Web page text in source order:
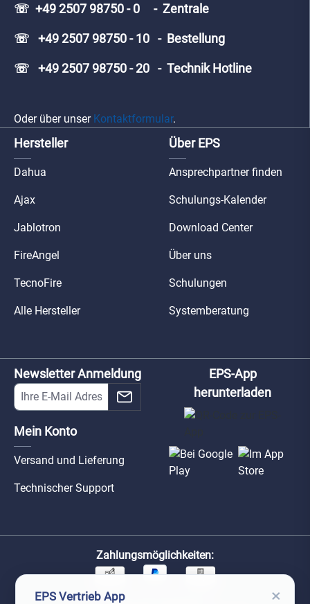
☏ +49 2507 98750 - 0 - Zentrale
☏ +49 2507 98750 - 10 - Bestellung
☏ +49 2507 98750 - 20 - Technik Hotline
Oder über unser Kontaktformular.
Hersteller
Dahua
Ajax
Jablotron
FireAngel
TecnoFire
Alle Hersteller
Über EPS
Ansprechpartner finden
Schulungs-Kalender
Download Center
Über uns
Schulungen
Systemberatung
Newsletter Anmeldung
Mein Konto
Versand und Lieferung
Technischer Support
EPS-App
herunterladen
Zahlungsmöglichkeiten:
EPS Vertrieb App ×